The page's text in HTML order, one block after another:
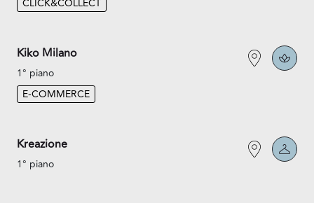
CLICK&COLLECT
Kiko Milano
1° piano
E-COMMERCE
Kreazione
1° piano